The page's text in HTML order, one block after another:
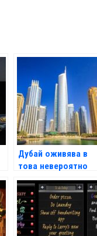
Дубай оживява в
това невероятно
видео